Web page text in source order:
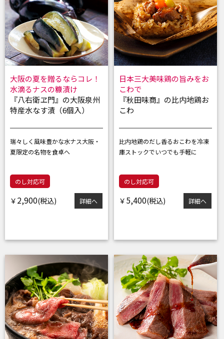
大阪の夏を贈るならコレ！
水滴るナスの糠漬け
『八右衛ヱ門』の大阪泉州
特産水なす漬（6個入）
瑞々しく風味豊かな水ナス大阪・
夏限定の名物を食卓へ
のし対応可
￥ 2,900 詳細へ
日本三大美味鶏の旨みをお
こわで
『秋田味商』の比内地鶏お
こわ
比内地鶏のだし香るおこわを冷凍
庫ストックでいつでも手軽に
のし対応可
￥ 5,400 詳細へ